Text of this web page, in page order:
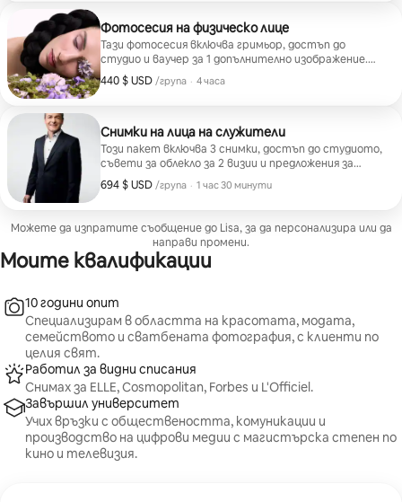
Фотосесия на физическо лице
Тази фотосесия включва гримьор, достъп до
студио и ваучер за 1 допълнително изображение.
(Изображенията не са включени в цената и може да
бъдат закупени отделно.)
440 $ USD /група
440 $ USD за група
, · 4 часа
Снимки на лица на служители
Този пакет включва 3 снимки, достъп до студиото,
съвети за облекло за 2 визии и предложения за
позиране.
694 $ USD /група
694 $ USD за група
, · 1 час 30 минути
Можете да изпратите съобщение до Lisa, за да персонализира или да
направи промени.
Моите квалификации
10 години опит
Специализирам в областта на красотата, модата,
семейството и сватбената фотография, с клиенти по
целия свят.
Работил за видни списания
Снимах за ELLE, Cosmopolitan, Forbes и L'Officiel.
Завършил университет
Учих връзки с обществеността, комуникации и
производство на цифрови медии с магистърска степен по
кино и телевизия.